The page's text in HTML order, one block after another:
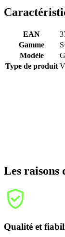
EAN
Gamme
Modèle
Type de produit
Les raisons
Qualité et